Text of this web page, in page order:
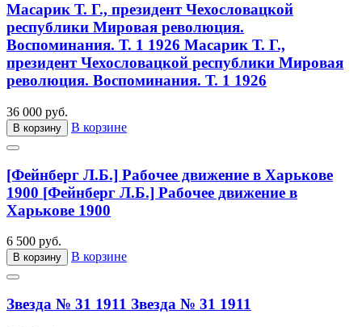
Масарик Т. Г., президент Чехословацкой
республики Мировая революция.
Воспоминания. Т. 1 1926 Масарик Т. Г.,
президент Чехословацкой республики Мировая
революция. Воспоминания. Т. 1 1926
36 000 руб.
В корзину В корзине
[Фейнберг Л.Б.] Рабочее движение в Харькове
1900 [Фейнберг Л.Б.] Рабочее движение в
Харькове 1900
6 500 руб.
В корзину В корзине
Звезда № 31 1911 Звезда № 31 1911